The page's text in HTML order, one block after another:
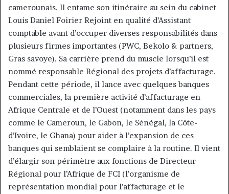
camerounais. Il entame son itinéraire au sein du cabinet
Louis Daniel Foirier Rejoint en qualité d’Assistant
comptable avant d’occuper diverses responsabilités dans
plusieurs firmes importantes (PWC, Bekolo & partners,
Gras savoye). Sa carrière prend du muscle lorsqu’il est
nommé responsable Régional des projets d’affacturage.
Pendant cette période, il lance avec quelques banques
commerciales, la première activité d’affacturage en
Afrique Centrale et de l’Ouest (notamment dans les pays
comme le Cameroun, le Gabon, le Sénégal, la Côte-
d’Ivoire, le Ghana) pour aider à l’expansion de ces
banques qui semblaient se complaire à la routine. Il vient
d’élargir son périmètre aux fonctions de Directeur
Régional pour l’Afrique de FCI (l’organisme de
représentation mondial pour l’affacturage et le